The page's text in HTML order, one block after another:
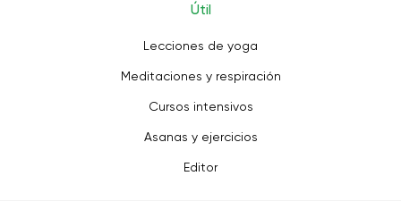
Útil
Lecciones de yoga
Meditaciones y respiración
Cursos intensivos
Asanas y ejercicios
Editor